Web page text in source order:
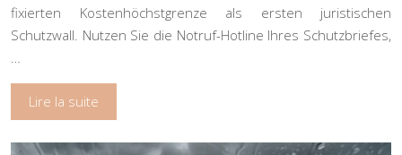
fixierten Kostenhöchstgrenze als ersten juristischen
Schutzwall. Nutzen Sie die Notruf-Hotline Ihres Schutzbriefes,
Lire la suite